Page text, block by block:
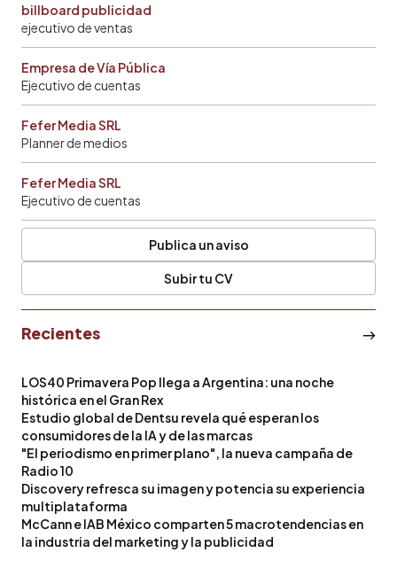
billboard publicidad
ejecutivo de ventas
Empresa de Vía Pública
Ejecutivo de cuentas
Fefer Media SRL
Planner de medios
Fefer Media SRL
Ejecutivo de cuentas
Publica un aviso
Subir tu CV
Recientes
LOS40 Primavera Pop llega a Argentina: una noche
histórica en el Gran Rex
Estudio global de Dentsu revela qué esperan los
consumidores de la IA y de las marcas
"El periodismo en primer plano", la nueva campaña de
Radio 10
Discovery refresca su imagen y potencia su experiencia
multiplataforma
McCann e IAB México comparten 5 macrotendencias en
la industria del marketing y la publicidad